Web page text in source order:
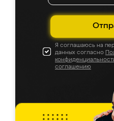
Я соглашаюсь на
данных согласно
соглашению